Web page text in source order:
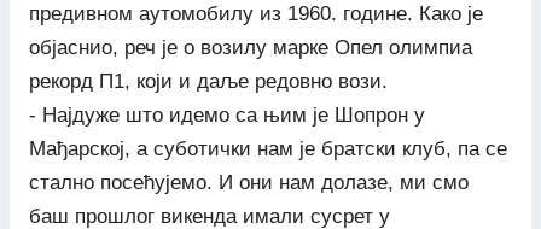
предивном аутомобилу из 1960. године. Како је
објаснио, реч је о возилу марке Опел олимпиа
рекорд П1, који и даље редовно вози.
- Најдуже што идемо са њим је Шопрон у
Мађарској, а суботички нам је братски клуб, па се
стално посећујемо. И они нам долазе, ми смо
баш прошлог викенда имали сусрет у